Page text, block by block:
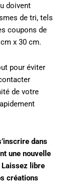
doivent
de tri, tels
coupons de
x 30 cm.
pour éviter
de votre
dans
une nouvelle
libre
créations